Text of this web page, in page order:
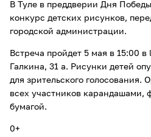
В Туле в преддверии Дня
конкурс детских рисунков,
городской администрации.
Встреча пройдет 5 мая в 15:00
Галкина, 31 а. Рисунки детей
для зрительского голосования.
всех участников карандашами,
бумагой.
0+